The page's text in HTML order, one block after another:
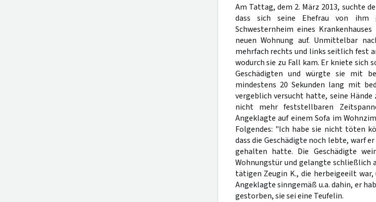
Am Tattag, dem 2. März 2013, suchte
dass sich seine Ehefrau von
Schwesternheim eines
neuen Wohnung auf. Unmittelbar
mehrfach rechts und links seitlich fest
wodurch sie zu Fall kam. Er kniete sich
Geschädigten und würgte sie mit
mindestens 20 Sekunden lang mit
vergeblich versucht hatte, seine
nicht mehr feststellbaren
Angeklagte auf einem Sofa im
Folgendes: "Ich habe sie nicht töten
dass die Geschädigte noch lebte, warf
gehalten hatte. Die Geschädigte
Wohnungstür und gelangte schließlich
tätigen Zeugin K., die herbeigeeilt
Angeklagte sinngemäß u.a. dahin, er
gestorben, sie sei eine Teufelin.